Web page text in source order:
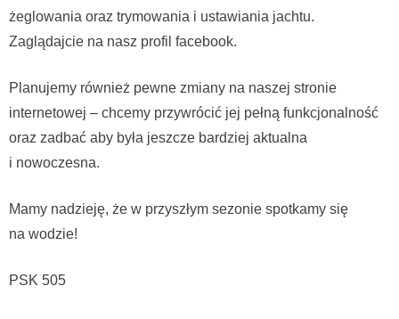
żeglowania oraz trymowania i ustawiania jachtu.
Zaglądajcie na nasz profil facebook.
Planujemy również pewne zmiany na naszej stronie
internetowej – chcemy przywrócić jej pełną funkcjonalność
oraz zadbać aby była jeszcze bardziej aktualna
i nowoczesna.
Mamy nadzieję, że w przyszłym sezonie spotkamy się
na wodzie!
PSK 505